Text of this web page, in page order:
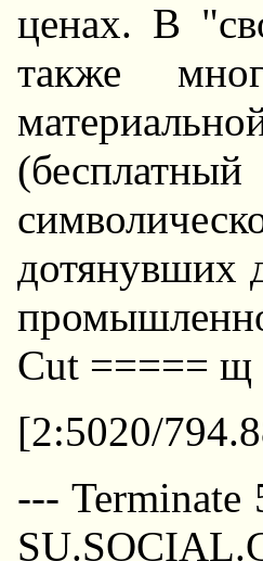
ценах. В
также
дотянувших
Cut ===== щ
[2:5020/
---